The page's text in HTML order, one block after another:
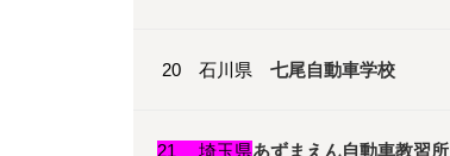
20 石川県 七尾自動車学校
21 埼玉県あずまえん自動車教習所